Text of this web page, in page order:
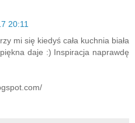
20:11
mi się kiedyś cała kuchnia biała
daje :) Inspiracja naprawdę